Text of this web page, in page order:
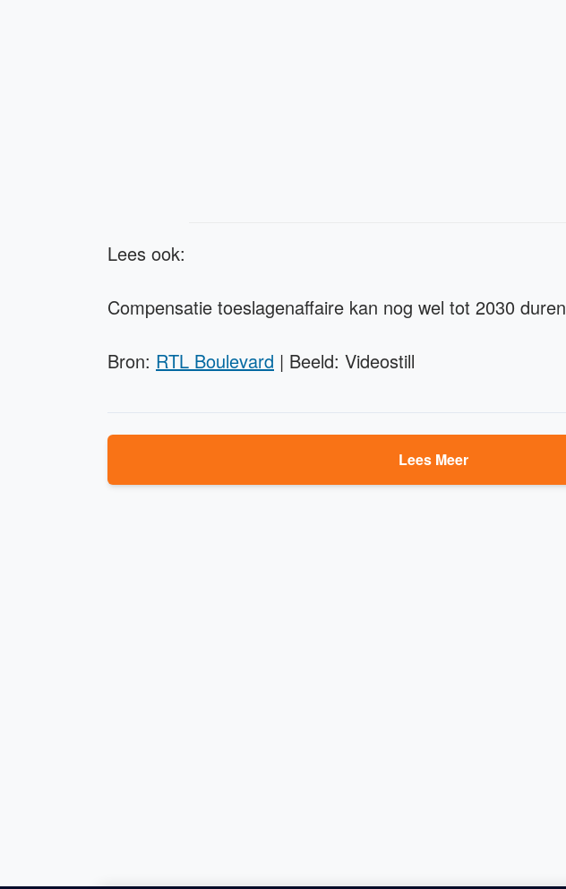
Lees ook:
Compensatie toeslagenaffaire kan nog wel tot 2030 duren
Bron: RTL Boulevard | Beeld: Videostill
Lees Meer